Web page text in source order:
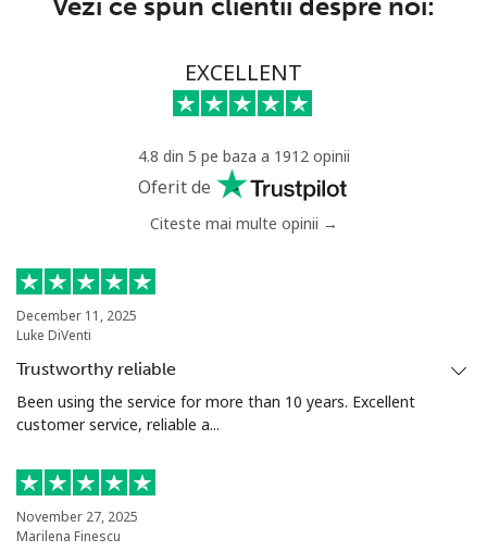
Vezi ce spun clientii despre noi:
EXCELLENT
4.8 din 5 pe baza a 1912 opinii
Oferit de
Citeste mai multe opinii →
December 11, 2025
Luke DiVenti
Trustworthy reliable
Been using the service for more than 10 years. Excellent
customer service, reliable a...
November 27, 2025
Marilena Finescu